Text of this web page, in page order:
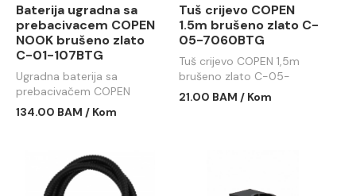
Baterija ugradna sa
prebacivacem COPEN
NOOK brušeno zlato
C-01-107BTG
Ugradna baterija sa
prebacivačem COPEN
NOOK brušeno zlato C-01-
134.00 BAM / Kom
Tuš crijevo COPEN
1.5m brušeno zlato C-
05-7060BTG
Tuš crijevo COPEN 1,5m
brušeno zlato C-05-
7060BTG
21.00 BAM / Kom